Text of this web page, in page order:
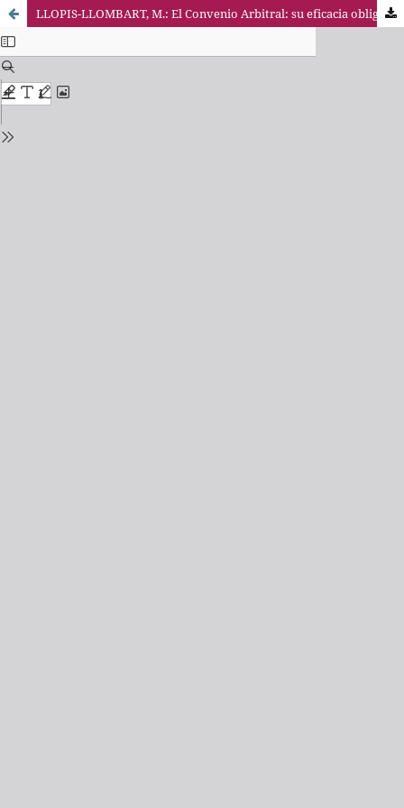
LLOPIS-LLOMBART, M.: El Convenio Arbitral: su eficacia obligatoria. Por María Megías Falcón